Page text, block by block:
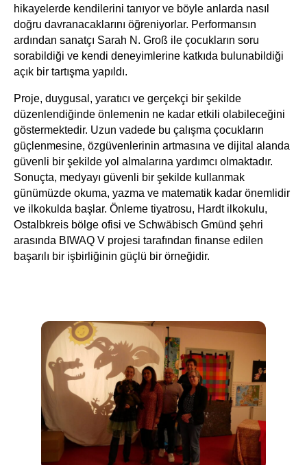
hikayelerde kendilerini tanıyor ve böyle anlarda nasıl
doğru davranacaklarını öğreniyorlar. Performansın
ardından sanatçı Sarah N. Groß ile çocukların soru
sorabildiği ve kendi deneyimlerine katkıda bulunabildiği
açık bir tartışma yapıldı.
Proje, duygusal, yaratıcı ve gerçekçi bir şekilde
düzenlendiğinde önlemenin ne kadar etkili olabileceğini
göstermektedir. Uzun vadede bu çalışma çocukların
güçlenmesine, özgüvenlerinin artmasına ve dijital alanda
güvenli bir şekilde yol almalarına yardımcı olmaktadır.
Sonuçta, medyayı güvenli bir şekilde kullanmak
günümüzde okuma, yazma ve matematik kadar önemlidir
ve ilkokulda başlar. Önleme tiyatrosu, Hardt ilkokulu,
Ostalbkreis bölge ofisi ve Schwäbisch Gmünd şehri
arasında BIWAQ V projesi tarafından finanse edilen
başarılı bir işbirliğinin güçlü bir örneğidir.